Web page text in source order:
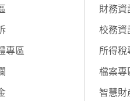
專區
財務資
校務資
所得稅
檔案專
智慧財